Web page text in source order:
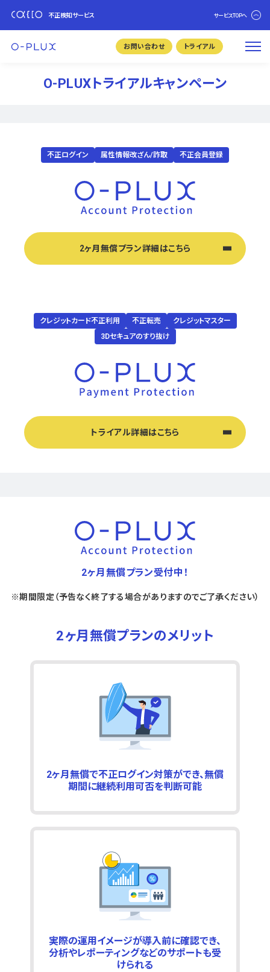
不正検知サービス サービスTOPへ
お問い合わせ トライアル
O-PLUXトライアルキャンペーン
不正ログイン 属性情報改ざん/詐取 不正会員登録
2ヶ月無償プラン詳細はこちら
クレジットカード不正利用 不正転売
クレジットマスター
3Dセキュアのすり抜け
トライアル詳細はこちら
2ヶ月無償プラン受付中！
※期間限定（予告なく終了する場合がありますのでご了承ください）
2ヶ月無償プランのメリット
2ヶ月無償で不正ログイン対策ができ、無償
期間に継続利用可否を判断可能
実際の運用イメージが導入前に確認でき、
分析やレポーティングなどのサポートも受
けられる